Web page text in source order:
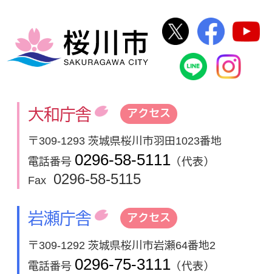
桜川市
桜川市公式
桜川
桜川市公
大和庁舎 アクセス
〒309-1293 茨城県桜川市羽田1023番地
電話番号 0296-58-5111 （代表）
Fax
0296-58-5115
岩瀬庁舎 アクセス
〒309-1292 茨城県桜川市岩瀬64番地2
電話番号 0296-75-3111 （代表）